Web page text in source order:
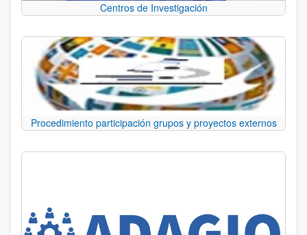
Centros de Investigación
Procedimiento participación grupos y proyectos externos